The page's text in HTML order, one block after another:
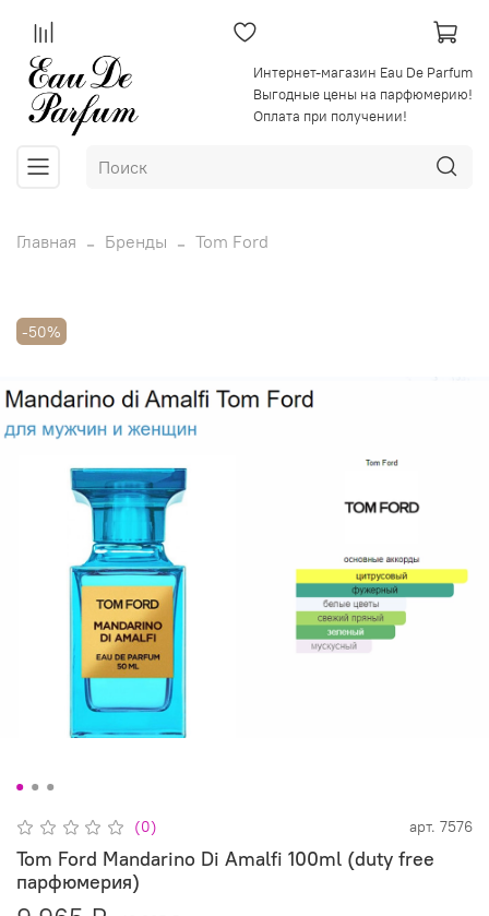
Интернет-магазин Eau De Parfum
Выгодные цены на парфюмерию!
Оплата при получении!
Главная Бренды Tom Ford
-50%
(0) арт. 7576
Tom Ford Mandarino Di Amalfi 100ml (duty free
парфюмерия)